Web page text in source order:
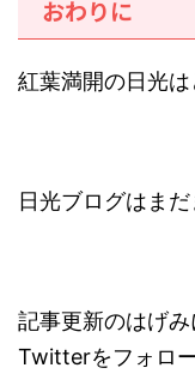
おわりに
紅葉満開の日光は
日光ブログはまだ
記事更新のはげ
Twitterをフォロ